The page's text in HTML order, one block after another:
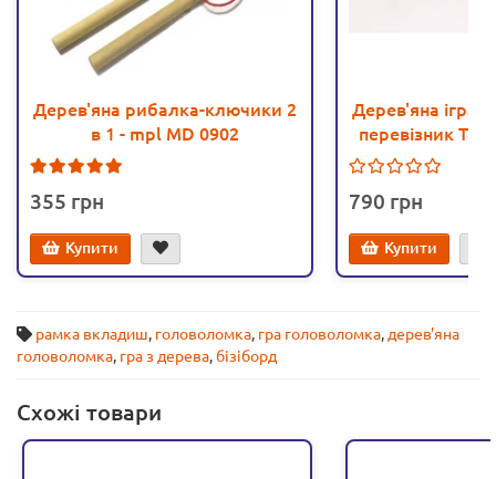
Дерев'яна рибалка-ключики 2
в 1 - mpl MD 0902
355
Купити
Дерев'яна
перевізник
790
Купити
рамка вкладиш, головоломка, гра головоломка, дерев'яна
головоломка, гра з дерева,бізіборд
Схожі товари